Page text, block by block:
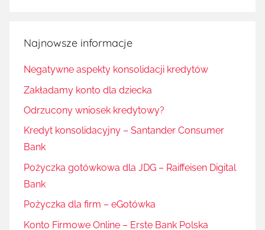
Najnowsze informacje
Negatywne aspekty konsolidacji kredytów
Zakładamy konto dla dziecka
Odrzucony wniosek kredytowy?
Kredyt konsolidacyjny – Santander Consumer
Bank
Pożyczka gotówkowa dla JDG – Raiffeisen Digital
Bank
Pożyczka dla firm – eGotówka
Konto Firmowe Online – Erste Bank Polska